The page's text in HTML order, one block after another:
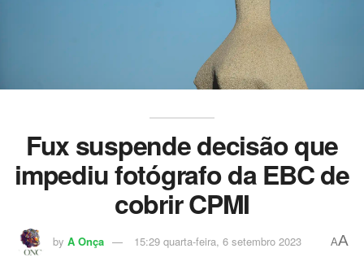
Fux suspende decisão que
impediu fotógrafo da EBC de
cobrir CPMI
by A Onça 15:29 quarta-feira, 6 setembro 2023 AA